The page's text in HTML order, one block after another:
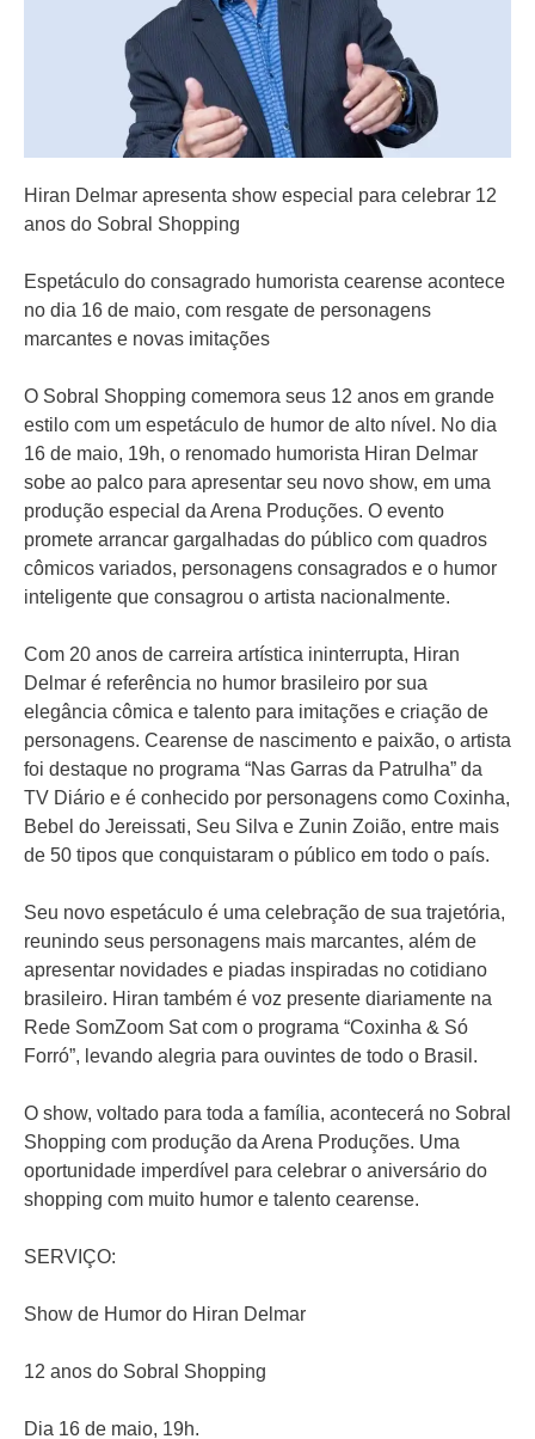
Hiran Delmar apresenta show especial para celebrar 12
anos do Sobral Shopping
Espetáculo do consagrado humorista cearense acontece
no dia 16 de maio, com resgate de personagens
marcantes e novas imitações
O Sobral Shopping comemora seus 12 anos em grande
estilo com um espetáculo de humor de alto nível. No dia
16 de maio, 19h, o renomado humorista Hiran Delmar
sobe ao palco para apresentar seu novo show, em uma
produção especial da Arena Produções. O evento
promete arrancar gargalhadas do público com quadros
cômicos variados, personagens consagrados e o humor
inteligente que consagrou o artista nacionalmente.
Com 20 anos de carreira artística ininterrupta, Hiran
Delmar é referência no humor brasileiro por sua
elegância cômica e talento para imitações e criação de
personagens. Cearense de nascimento e paixão, o artista
foi destaque no programa “Nas Garras da Patrulha” da
TV Diário e é conhecido por personagens como Coxinha,
Bebel do Jereissati, Seu Silva e Zunin Zoião, entre mais
de 50 tipos que conquistaram o público em todo o país.
Seu novo espetáculo é uma celebração de sua trajetória,
reunindo seus personagens mais marcantes, além de
apresentar novidades e piadas inspiradas no cotidiano
brasileiro. Hiran também é voz presente diariamente na
Rede SomZoom Sat com o programa “Coxinha & Só
Forró”, levando alegria para ouvintes de todo o Brasil.
O show, voltado para toda a família, acontecerá no Sobral
Shopping com produção da Arena Produções. Uma
oportunidade imperdível para celebrar o aniversário do
shopping com muito humor e talento cearense.
SERVIÇO:
Show de Humor do Hiran Delmar
12 anos do Sobral Shopping
Dia 16 de maio, 19h.